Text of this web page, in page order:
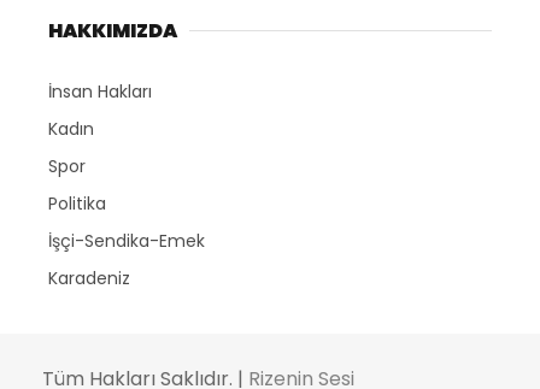
HAKKIMIZDA
İnsan Hakları
Kadın
Spor
Politika
İşçi-Sendika-Emek
Karadeniz
Tüm Hakları Saklıdır. | Rizenin Sesi